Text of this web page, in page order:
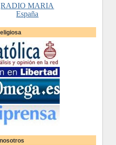
RADIO MARIA
España